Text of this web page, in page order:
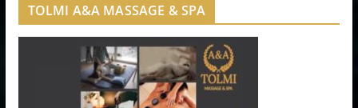
TOLMI A&A MASSAGE & SPA